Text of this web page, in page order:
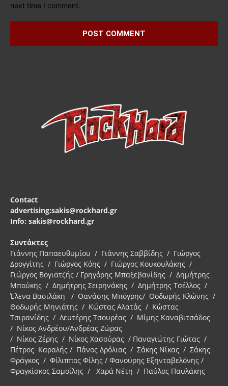
next time I comment.
Contact
advertising:sakis@rockhard.gr
Info: sakis@rockhard.gr
Συντάκτες
Γιάννης Παπαευθυμίου / Γιάννης Σαββίδης / Γιώργος
Δρογγίτης / Γιώργος Κόης / Γιώργος Κουκουλάκης /
Γιώργος Βογιατζής / Γρηγόρης Μπαξεβανίδης / Δημήτρης
Μπούκης / Δημήτρης Σειρηνάκης / Δημήτρης Τσέλλος /
Έλενα Βασιλάκη / Θανάσης Μπόγρης/ Θοδωρής Κλώνης /
Θοδωρής Μηνιάτης / Κώστας Αλατάς / Κώστας
Τσιρανίδης / Λευτέρης Τσουρέας / Μίμης Καναβιτσάδος
/ Νίκος Ανδρέου/Ανδρέας Ζώρας
/ Νίκος Ζέρης / Νίκος Χασούρας / Παναγιώτης Γιώτας /
Πέτρος Καραλής / Πάνος Δρόλιας / Σάκης Νίκας / Σάκης
Φράγκος / Φίλιππος Φίλης / Φανούρης Εξηνταβελόνης /
Φραγκίσκος Σαμοΐλης / Χαρά Νέτη / Παύλος Παυλάκης